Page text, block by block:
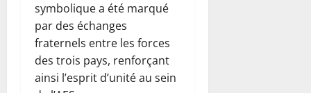
symbolique a été marqué
par des échanges
fraternels entre les forces
des trois pays, renforçant
ainsi l’esprit d’unité au sein